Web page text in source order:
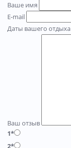
Ваше имя
E-mail
Даты вашего отдыха
Ваш отзыв
1*
2*